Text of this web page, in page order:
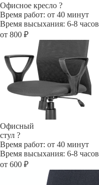
Офисное кресло ?
Время работ: от 40 минут
Время высыхания: 6-8 часов
от 800 ₽
Офисный
стул ?
Время работ: от 40 минут
Время высыхания: 6-8 часов
от 600 ₽